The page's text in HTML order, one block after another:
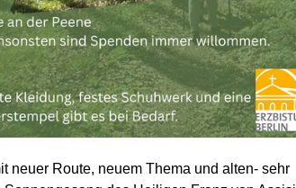
neuer Route, neuem Thema und alten- sehr